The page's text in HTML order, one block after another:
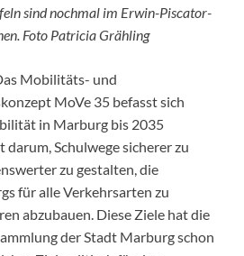
sind nochmal im Erwin-Piscator-
Foto Patricia Grähling
Mobilitäts- und
MoVe 35 befasst sich
in Marburg bis 2035
darum, Schulwege sicherer zu
zu gestalten, die
für alle Verkehrsarten zu
abzubauen. Diese Ziele hat die
der Stadt Marburg schon